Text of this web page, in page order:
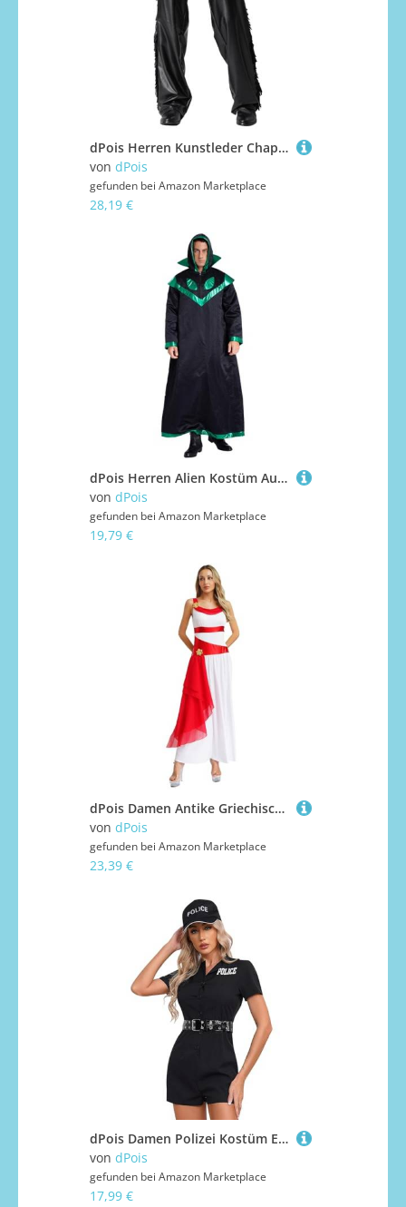
dPois Herren Kunstleder Chaps Lang Hose Pants Cowboy Hose Lang mit Quasten Zipper Hippe Western Kostüm Mottoparty Karneval Schwarz XXL
von dPois
gefunden bei Amazon Marketplace
28,19 €
dPois Herren Alien Kostüm Außerirdischer Kostüm Umhang Mantel mit Kapuze Rollenspiel Verkleidung Halloween Fasching Karneval Kostüm Grün 3XL
von dPois
gefunden bei Amazon Marketplace
19,79 €
dPois Damen Antike Griechische Göttin Königin Kostüm Lange Toga Kleider Ärmellos Maxikleid Verkleidung Karneval Mottoparty Kostüm Weiß&Rot L
von dPois
gefunden bei Amazon Marketplace
23,39 €
dPois Damen Polizei Kostüm Erwachsene Polizistin Uniform Rollenspiel Cosplay Outfits Kurzarm Overall Body mit Polizeihut Zubehör Halloween Fasching Kostüm Schwarz D S
von dPois
gefunden bei Amazon Marketplace
17,99 €